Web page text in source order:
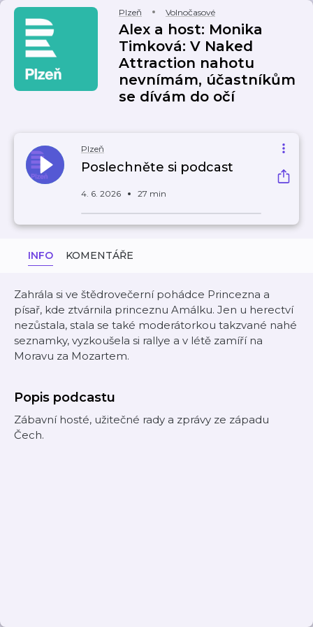
Plzeň Volnočasové
Alex a host: Monika
Timková: V Naked
Attraction nahotu
nevnímám, účastníkům
se dívám do očí
Plzeň
Poslechněte si podcast
4. 6. 2026 27 min
INFO KOMENTÁŘE
Zahrála si ve štědrovečerní pohádce Princezna a
písař, kde ztvárnila princeznu Amálku. Jen u herectví
nezůstala, stala se také moderátorkou takzvané nahé
seznamky, vyzkoušela si rallye a v létě zamíří na
Moravu za Mozartem.
Popis podcastu
Zábavní hosté, užitečné rady a zprávy ze západu
Čech.